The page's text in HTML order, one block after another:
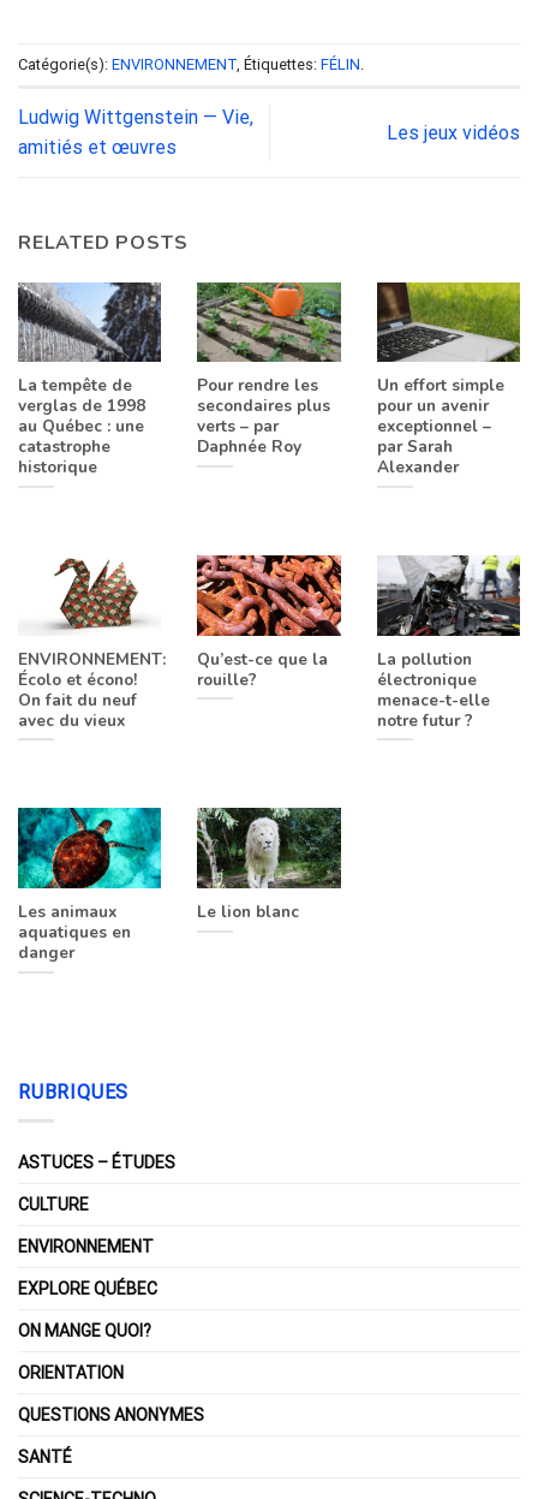
Catégorie(s): ENVIRONNEMENT , Étiquettes: FÉLIN
Ludwig Wittgenstein — Vie,
amitiés et œuvres
Les jeux vidéos
RELATED POSTS
La tempête de
verglas de 1998
au Québec : une
catastrophe
historique
Pour rendre les
secondaires plus
verts – par
Daphnée Roy
Un effort simple
pour un avenir
exceptionnel –
par Sarah
Alexander
ENVIRONNEMENT:
Écolo et écono!
On fait du neuf
avec du vieux
Qu’est-ce que la
rouille?
La pollution
électronique
menace-t-elle
notre futur ?
Les animaux
aquatiques en
danger
Le lion blanc
RUBRIQUES
ASTUCES – ÉTUDES
CULTURE
ENVIRONNEMENT
EXPLORE QUÉBEC
ON MANGE QUOI?
ORIENTATION
QUESTIONS ANONYMES
SANTÉ